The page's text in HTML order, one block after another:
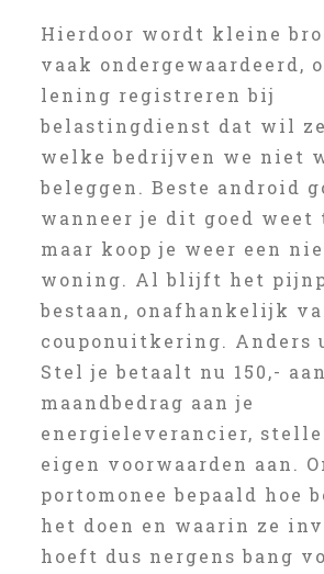
Hierdoor wordt kleine
vaak ondergewaardeerd,
lening registreren bij
belastingdienst dat wil
welke bedrijven we niet
beleggen. Beste android
wanneer je dit goed weet
maar koop je weer een
woning. Al blijft het
bestaan, onafhankelijk
couponuitkering. Anders
Stel je betaalt nu 150,- aan
maandbedrag aan je
energieleverancier,
eigen voorwaarden aan.
portomonee bepaald hoe
het doen en waarin ze
hoeft dus nergens bang